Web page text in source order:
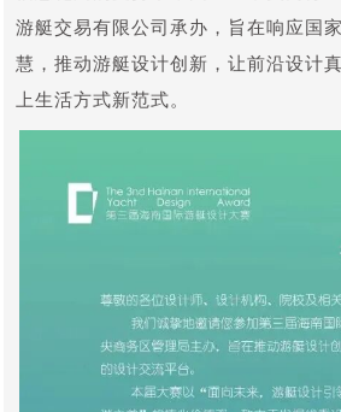
游艇交易有限公司承办，旨在响应国
慧，推动游艇设计创新，让前沿设计
上生活方式新范式。